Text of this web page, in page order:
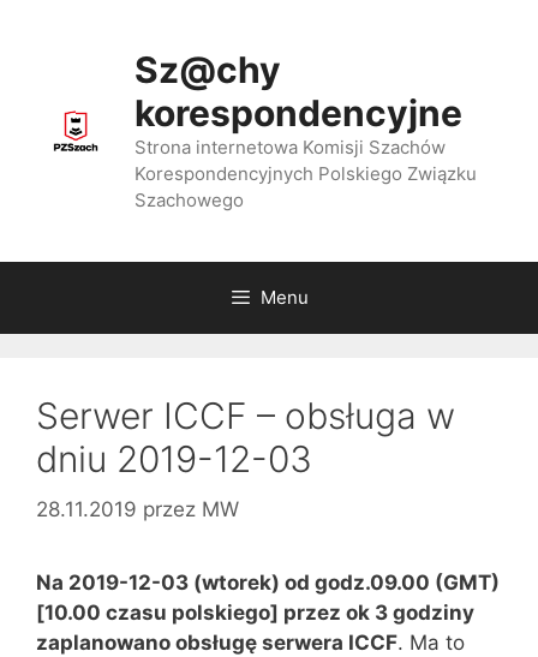
Sz@chy
korespondencyjne
Strona internetowa Komisji Szachów
Korespondencyjnych Polskiego Związku
Szachowego
Menu
Serwer ICCF – obsługa w
dniu 2019-12-03
28.11.2019 przez MW
Na 2019-12-03 (wtorek) od godz.09.00 (GMT)
[10.00 czasu polskiego] przez ok 3 godziny
zaplanowano obsługę serwera ICCF. Ma to